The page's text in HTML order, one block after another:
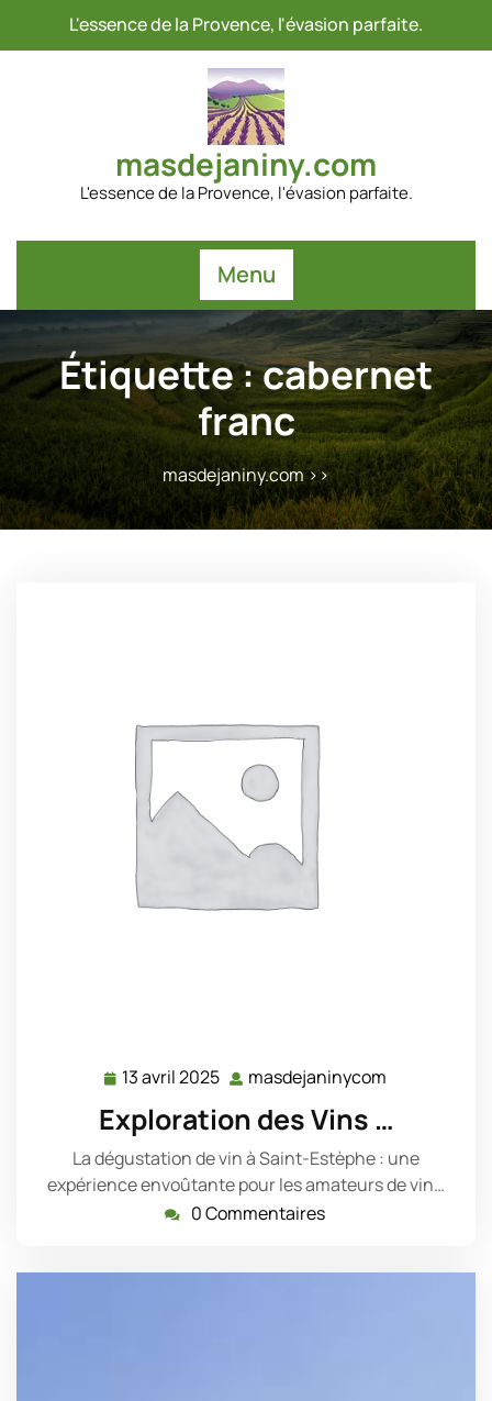
L'essence de la Provence, l'évasion parfaite.
masdejaniny.com
L'essence de la Provence, l'évasion parfaite.
Menu
Étiquette :cabernet
franc
masdejaniny.com>>
13 avril 2025 13
2025
masdejaninycom
Exploration des Vins …
La dégustation de vin à Saint-Estèphe : une
expérience envoûtante pour les amateurs de vin…
0 Commentaires